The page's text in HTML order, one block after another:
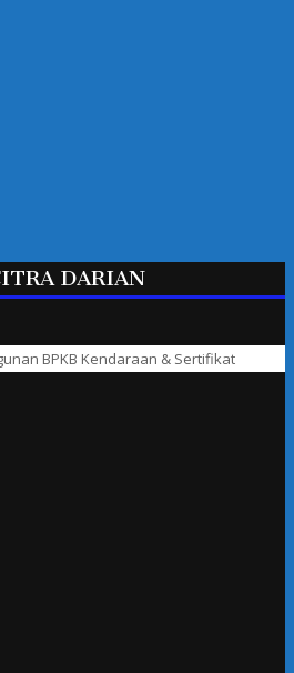
DARIAN
BPKB Kendaraan & Sertifikat